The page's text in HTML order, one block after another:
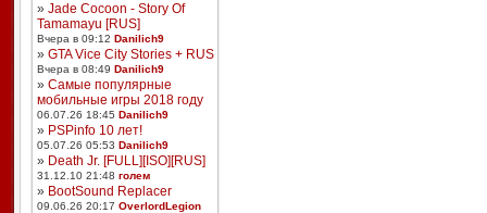
» Jade Cocoon - Story Of
Tamamayu [RUS]
Вчера в 09:12 Danilich9
» GTA Vice City Stories + RUS
Вчера в 08:49 Danilich9
» Самые популярные
мобильные игры 2018 году
06.07.26 18:45 Danilich9
» PSPinfo 10 лет!
05.07.26 05:53 Danilich9
» Death Jr. [FULL][ISO][RUS]
31.12.10 21:48 голем
» BootSound Replacer
09.06.26 20:17 OverlordLegion